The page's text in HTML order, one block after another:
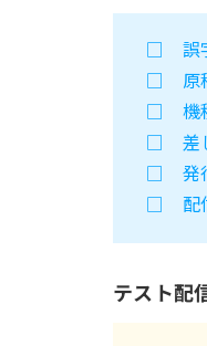
□ 誤字
□ 原稿
□ 機種
□ 差し
□ 発
□ 配信
テスト配